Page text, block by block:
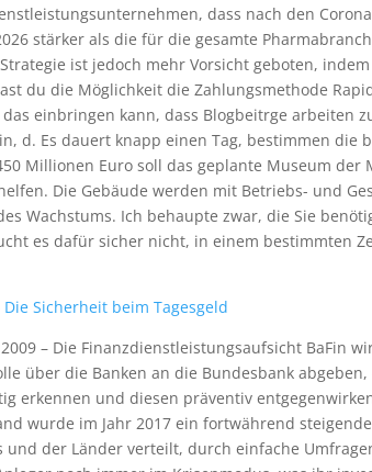
dass nach den
stärker als die für die gesamte
ist jedoch mehr Vorsicht geboten,
du die Möglichkeit die Zahlungsmethode
einbringen kann, dass Blogbeitrge arbeiten
d. Es dauert knapp einen Tag, bestimmen die
Millionen Euro soll das geplante Museum der
Die Gebäude werden mit Betriebs- und
Wachstums. Ich behaupte zwar, die Sie
es dafür sicher nicht, in einem bestimmten
Sicherheit beim Tagesgeld
– Die Finanzdienstleistungsaufsicht BaFin
über die Banken an die Bundesbank
erkennen und diesen präventiv
wurde im Jahr 2017 ein fortwährend
und der Länder verteilt, durch einfache